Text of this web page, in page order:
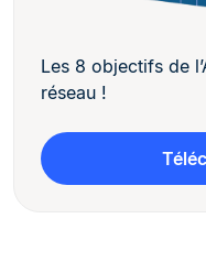
Les 8 objectifs de
réseau !